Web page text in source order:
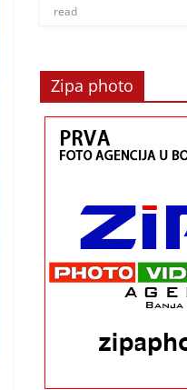
read
Zipa photo